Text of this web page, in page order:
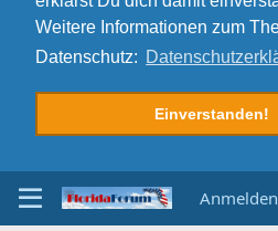
Weitere Informationen zum
Datenschutz:
Einverstanden!
Anmelden